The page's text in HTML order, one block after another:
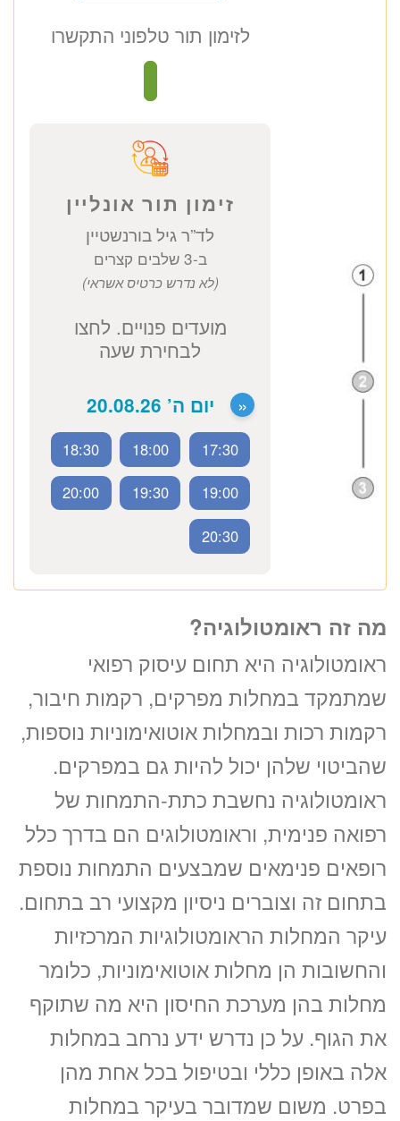
ראומטולוג בכיר
כתובת מרפאה: קויפמן 6 תל אביב
ייעוץ ראומטולוג
1670 ₪
לזימון תור טלפוני התקשרו
זימון תור אונליין
לד”ר גיל בורנשטיין
ב-3 שלבים קצרים
(לא נדרש כרטיס אשראי)
מועדים פנויים. לחצו
לבחירת שעה
17:30
18:00
18:30
19:00
20:30
מה זה ראומטולוגיה?
ראומטולוגיה היא תחום עיסוק רפואי
שמתמקד במחלות מפרקים, רקמות חיבור,
רקמות רכות ובמחלות אוטואימוניות נוספות,
שהביטוי שלהן יכול להיות גם במפרקים.
ראומטולוגיה נחשבת כתת-התמחות של
רפואה פנימית, וראומטולוגים הם בדרך כלל
רופאים פנימאים שמבצעים התמחות נוספת
בתחום זה וצוברים ניסיון מקצועי רב בתחום.
עיקר המחלות הראומטולוגיות המרכזיות
והחשובות הן מחלות אוטואימוניות, כלומר
מחלות בהן מערכת החיסון היא מה שתוקף
את הגוף. על כן נדרש ידע נרחב במחלות
אלה באופן כללי ובטיפול בכל אחת מהן
בפרט. משום שמדובר בעיקר במחלות